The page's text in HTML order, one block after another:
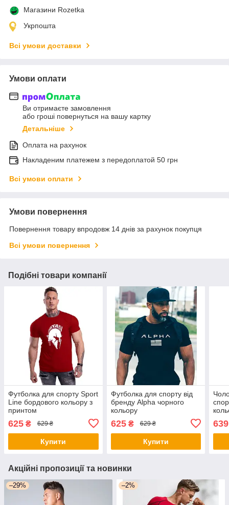
Магазини Rozetka
Укрпошта
Всі умови доставки
Умови оплати
Ви отримаєте замовлення
або гроші повернуться на вашу картку
Детальніше
Оплата на рахунок
Накладеним платежем з передоплатой 50 грн
Всі умови оплати
Умови повернення
Повернення товару впродовж 14 днів за рахунок покупця
Всі умови повернення
Подібні товари компанії
Футболка для спорту Sport
Line бордового кольору з
принтом
625 ₴ 629 ₴
Купити
Футболка для спорту від
бренду Alpha чорного
кольору
625₴ 629 ₴
Купити
639
Акційні пропозиції та новинки
–29% –2%